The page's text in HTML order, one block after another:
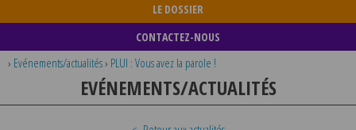
LE DOSSIER
CONTACTEZ-NOUS
› Evénements/actualités› PLUI : Vous avez la parole !
EVÉNEMENTS/ACTUALITÉS